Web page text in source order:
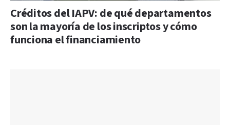
Créditos del IAPV: de qué departamentos
son la mayoría de los inscriptos y cómo
funciona el financiamiento